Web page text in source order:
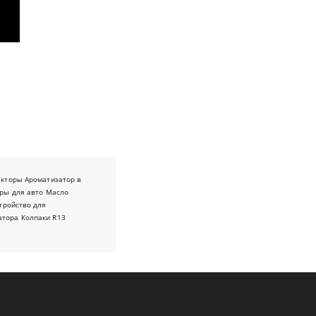
Ароматизатор в
для авто Масло
для
Колпаки R13